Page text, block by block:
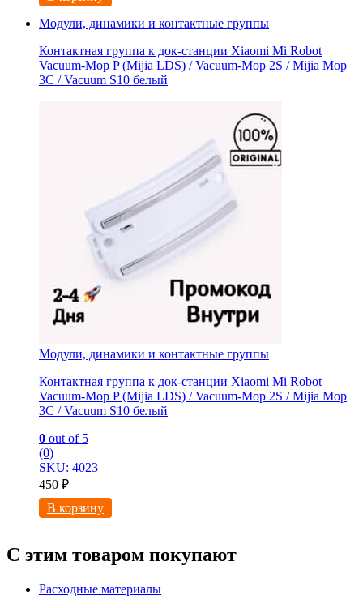
Модули, динамики и контактные группы
Контактная группа к док-станции Xiaomi Mi Robot
Vacuum-Mop P (Mijia LDS) / Vacuum-Mop 2S / Mijia Mop
3C / Vacuum S10 белый
Модули, динамики и контактные группы
Контактная группа к док-станции Xiaomi Mi Robot
Vacuum-Mop P (Mijia LDS) / Vacuum-Mop 2S / Mijia Mop
3C / Vacuum S10 белый
0 out of 5
(0)
SKU: 4023
450 ₽
В корзину
С этим товаром покупают
Расходные материалы